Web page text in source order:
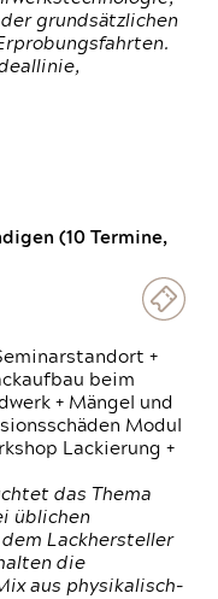
grundsätzlichen
(10 Termine,
+
beim
+ Mängel und
Modul
Lackierung +
das Thema
üblichen
Lackhersteller
die
aus physikalisch-